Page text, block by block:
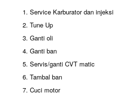
Service Karburator dan injeksi
Tune Up
Ganti oli
Ganti ban
Servis/ganti CVT matic
Tambal ban
Cuci motor